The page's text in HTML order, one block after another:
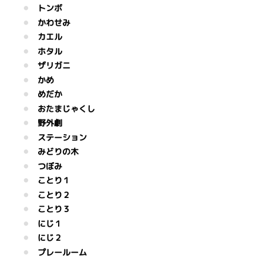
トンボ
かわせみ
カエル
ホタル
ザリガニ
かめ
めだか
おたまじゃくし
野外劇
ステーション
みどりの木
つぼみ
ことり１
ことり２
ことり３
にじ１
にじ２
プレールーム